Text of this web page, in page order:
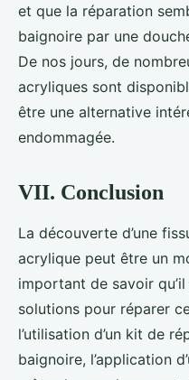
et que la réparation
baignoire par une
De nos jours, de
acryliques sont
être une alternative
endommagée.
VII. Conclusion
La découverte d’une
acrylique peut être un
important de savoir
solutions pour réparer
l’utilisation d’un kit de
baignoire, l’application